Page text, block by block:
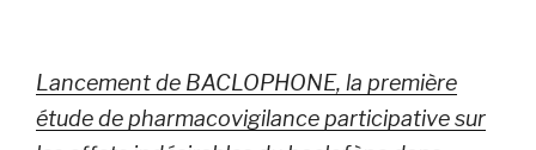
Lancement de BACLOPHONE, la première
étude de pharmacovigilance participative sur